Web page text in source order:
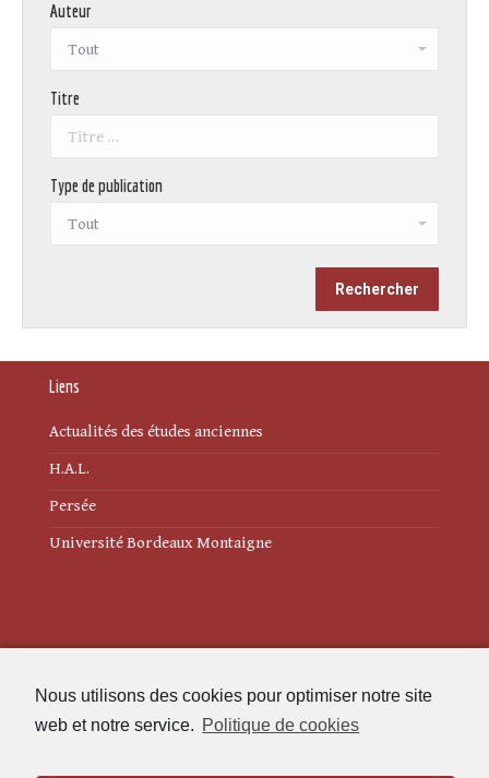
Nous utilisons des cookies pour optimiser notre site
web et notre service. Politique de cookies
Auteur
Titre
Type de publication
Liens
Actualités des études anciennes
H.A.L.
Persée
Université Bordeaux Montaigne
Politique de cookies (UE)